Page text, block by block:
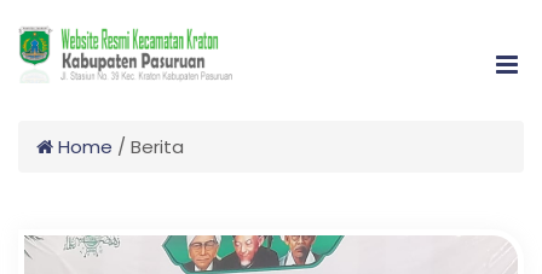
Home / Berita